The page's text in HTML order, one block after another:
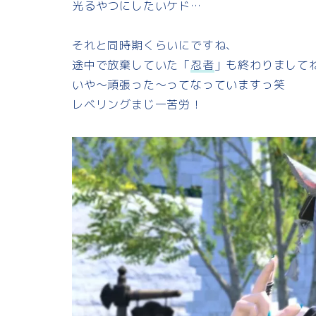
光るやつにしたいケド…
それと同時期くらいにですね、
途中で放棄していた「忍者 」も終わりまして
いや～頑張った～ってなっていますっ笑
レベリングまじ一苦労！